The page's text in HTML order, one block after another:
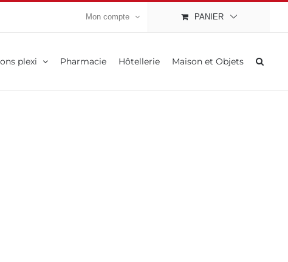
Mon compte PANIER
plexi Pharmacie Hôtellerie Maison et Objets